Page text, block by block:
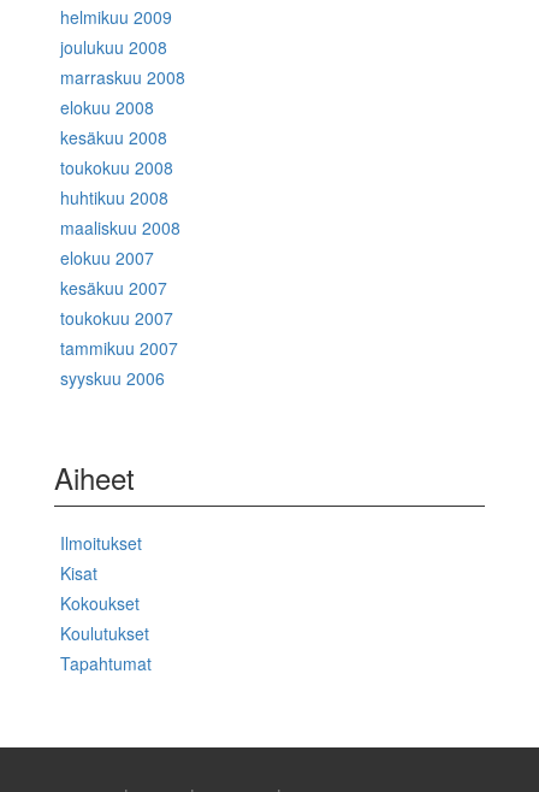
helmikuu 2009
joulukuu 2008
marraskuu 2008
elokuu 2008
kesäkuu 2008
toukokuu 2008
huhtikuu 2008
maaliskuu 2008
elokuu 2007
kesäkuu 2007
toukokuu 2007
tammikuu 2007
syyskuu 2006
Aiheet
Ilmoitukset
Kisat
Kokoukset
Koulutukset
Tapahtumat